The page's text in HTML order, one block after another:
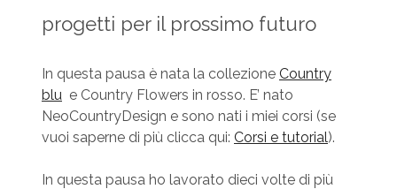
progetti per il prossimo futuro
In questa pausa è nata la collezione Country
blu e Country Flowers in rosso. E’ nato
NeoCountryDesign e sono nati i miei corsi (se
vuoi saperne di più clicca qui: Corsi e tutorial).
In questa pausa ho lavorato dieci volte di più